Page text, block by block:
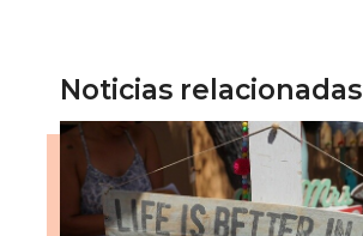
Noticias relacionadas